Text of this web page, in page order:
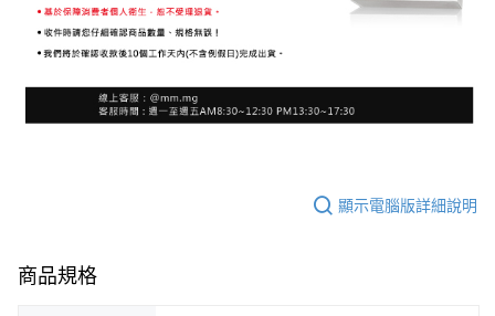
顯示電腦版詳細說明
商品規格